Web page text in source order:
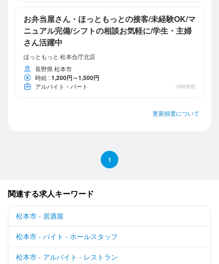
お弁当屋さん・ほっともっとの接客/未経験OK/マ
ニュアル完備/シフトの相談お気軽に/学生・主婦
さん活躍中
ほっともっと 松本合庁北店
長野県 松本市
時給 :1,200円～1,500円
アルバイト・パート 18時間前
更新頻度について
1
関連する求人キーワード
松本市 - 居酒屋
松本市 - バイト - ホールスタッフ
松本市 - アルバイト - レストラン